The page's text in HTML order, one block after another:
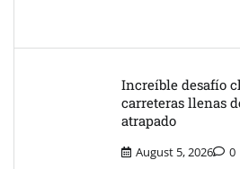
Increíble desafío
carreteras llenas
atrapado
August 5, 2026 0